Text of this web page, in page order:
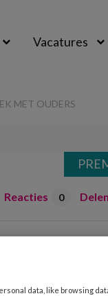
Vacatures
MET OUDERS
Reacties 0 Delen
een
data, like browsing